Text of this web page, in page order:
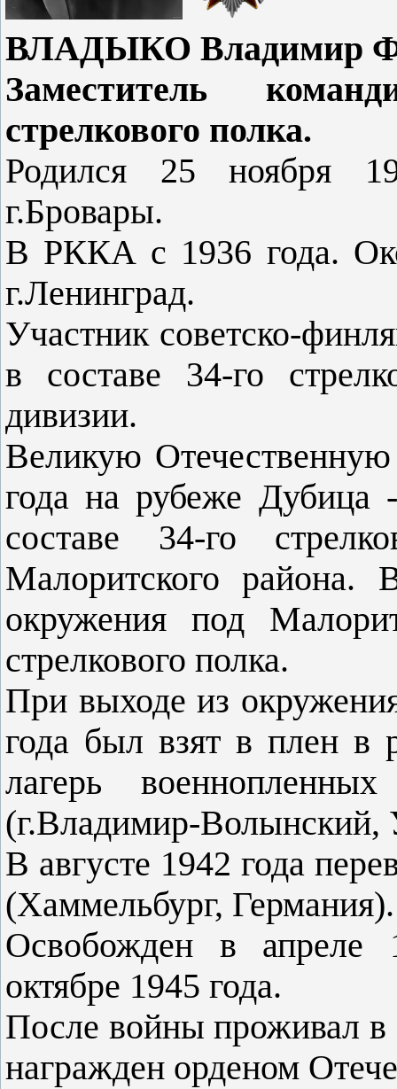
ВЛАДЫКО Владимир
Заместитель
стрелкового полка.
Родился 25 ноября
г.Бровары.
В РККА с 1936 года.
г.Ленинград.
Участник советско-
в составе 34-го
дивизии.
Великую
года на рубеже Дубица
составе 34-го
Малоритского
окружения под
стрелкового полка.
При выходе из
года был взят в плен в
лагерь
(г.Владимир-Волынский,
В августе 1942 года
(Хаммельбург,
Освобожден в апреле
октябре 1945 года.
После войны проживал в
награжден орденом